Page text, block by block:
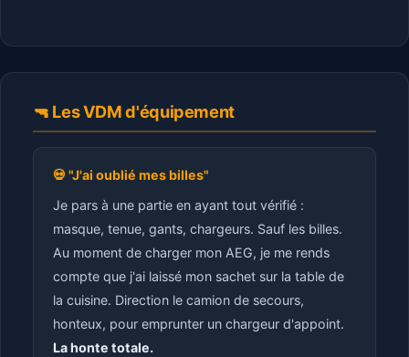
🔫 Les VDM d'équipement
💀 "J'ai oublié mes billes"
Je pars à une partie en ayant tout vérifié :
masque, tenue, gants, chargeurs. Sauf les billes.
Au moment de charger mon AEG, je me rends
compte que j'ai laissé mon sachet sur la table de
la cuisine. Direction le camion de secours,
honteux, pour emprunter un chargeur d'appoint.
La honte totale.